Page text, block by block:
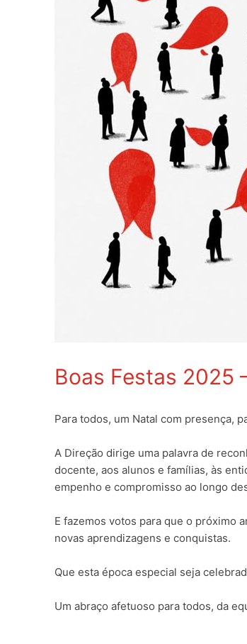
Boas Festas 2025
Para todos, um Natal com presença,
A Direção dirige uma palavra de
docente, aos alunos e famílias, às
empenho e compromisso ao longo
E fazemos votos para que o próximo
novas aprendizagens e conquistas.
Que esta época especial seja
Um abraço afetuoso para todos, da